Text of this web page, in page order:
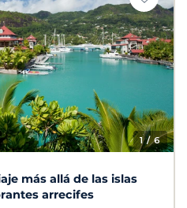
1/ 6
más allá de las islas
arrecifes